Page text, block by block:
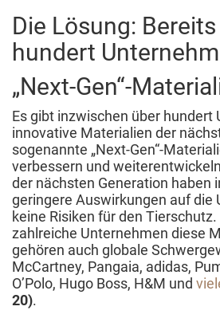
Die Lösung:
hundert
„Next-Gen“-
Es gibt inzwischen über hundert
innovative Materialien der
sogenannte „Next-Gen“-
verbessern und
der nächsten Generation haben
geringere Auswirkungen auf die
keine Risiken für den
zahlreiche Unternehmen diese
gehören auch globale
McCartney, Pangaia, adidas,
O’Polo, Hugo Boss, H&M und
20).